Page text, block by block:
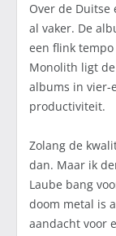
Over de
al vaker. De
een flink
Monolith ligt
albums in vier-
productiviteit.
Zolang de
dan. Maar ik
Laube bang
doom metal is
aandacht voor